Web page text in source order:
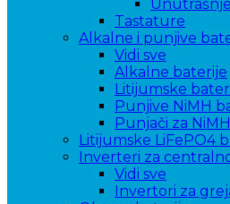
Tastature
Alkalne i punjive
Vidi sve
Alkalne baterije
Litijumske
Punjive NiMH
Punjači za
Litijumske LiFePO4
Inverteri za
Vidi sve
Invertori za